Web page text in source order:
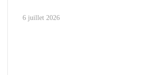
6 juillet 2026